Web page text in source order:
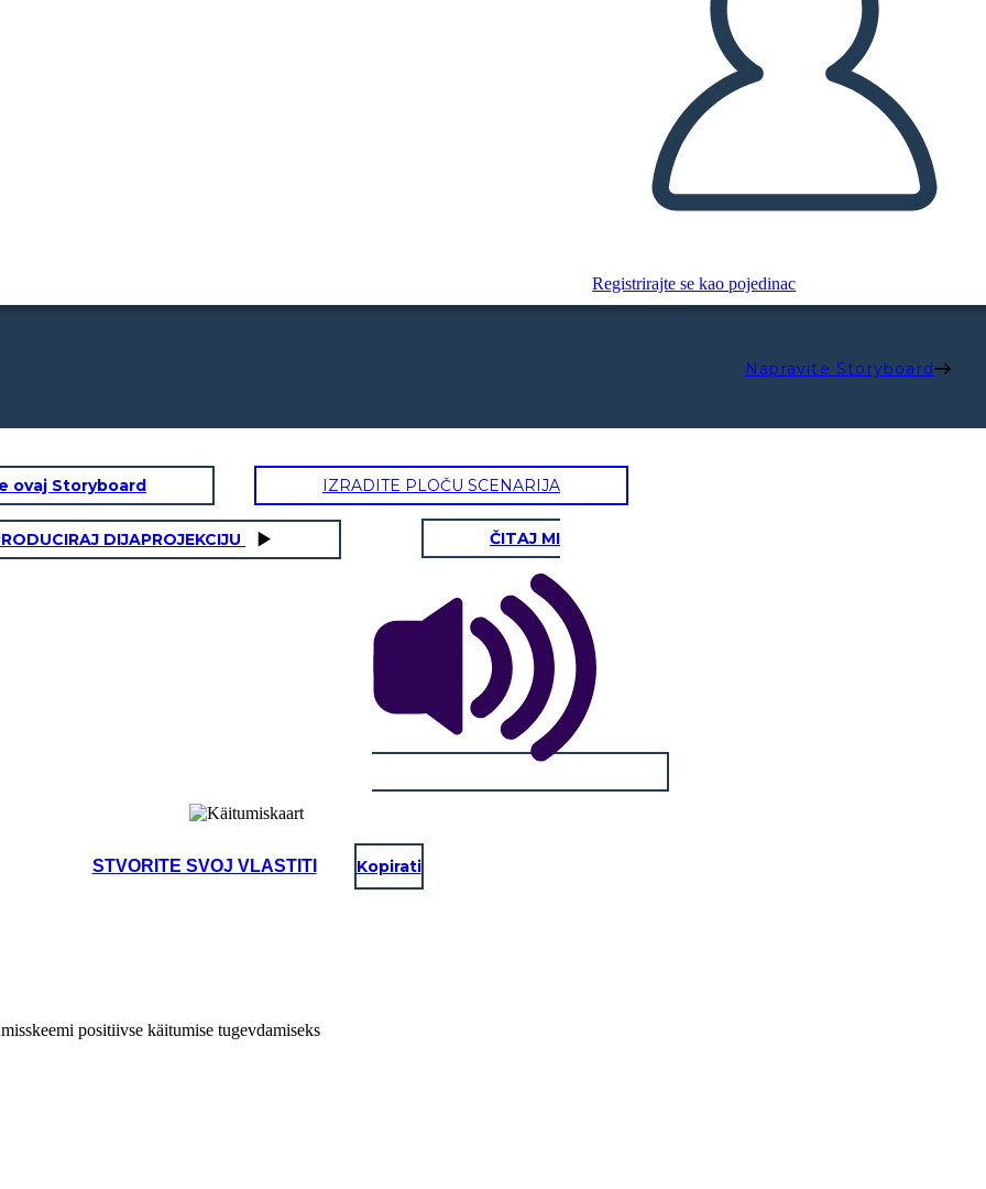
Registrirajte se kao pojedinac
Napravite Storyboard
ovaj Storyboard IZRADITE PLOČU SCENARIJA
DIJAPROJEKCIJU ČITAJ MI
STVORITE SVOJ VLASTITI Kopirati
positiivse käitumise tugevdamiseks